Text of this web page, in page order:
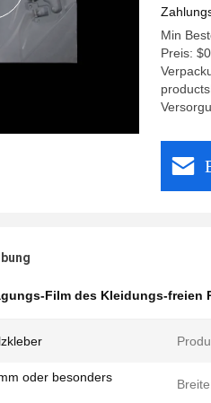
Min
Preis:
Film des Kleidungs-freien
oder besonders